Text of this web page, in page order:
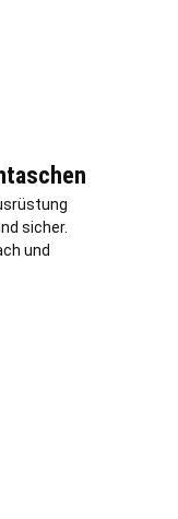
sicher.
und